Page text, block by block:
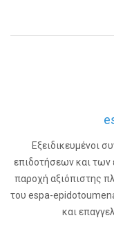
Εξειδικευμένοι
επιδοτήσεων και των
παροχή αξιόπιστης
του espa-
και